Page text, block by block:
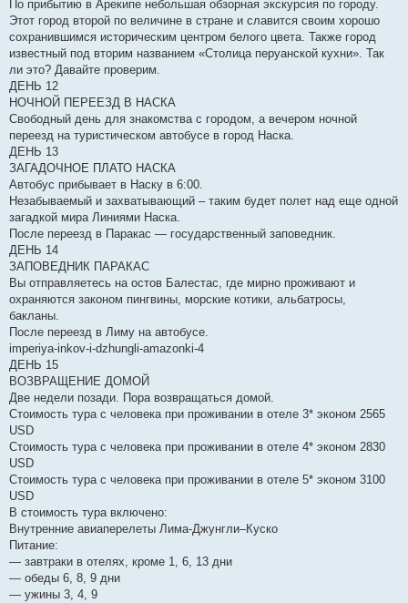
По прибытию в Арекипе небольшая обзорная экскурсия по городу.
Этот город второй по величине в стране и славится своим хорошо
сохранившимся историческим центром белого цвета. Также город
известный под вторим названием «Столица перуанской кухни». Так
ли это? Давайте проверим.
ДЕНЬ 12
НОЧНОЙ ПЕРЕЕЗД В НАСКА
Свободный день для знакомства с городом, а вечером ночной
переезд на туристическом автобусе в город Наска.
ДЕНЬ 13
ЗАГАДОЧНОЕ ПЛАТО НАСКА
Автобус прибывает в Наску в 6:00.
Незабываемый и захватывающий – таким будет полет над еще одной
загадкой мира Линиями Наска.
После переезд в Паракас — государственный заповедник.
ДЕНЬ 14
ЗАПОВЕДНИК ПАРАКАС
Вы отправляетесь на остов Балестас, где мирно проживают и
охраняются законом пингвины, морские котики, альбатросы,
бакланы.
После переезд в Лиму на автобусе.
imperiya-inkov-i-dzhungli-amazonki-4
ДЕНЬ 15
ВОЗВРАЩЕНИЕ ДОМОЙ
Две недели позади. Пора возвращаться домой.
Стоимость тура с человека при проживании в отеле 3* эконом 2565
USD
Стоимость тура с человека при проживании в отеле 4* эконом 2830
USD
Стоимость тура с человека при проживании в отеле 5* эконом 3100
USD
В стоимость тура включено:
Внутренние авиаперелеты Лима-Джунгли–Куско
Питание:
— завтраки в отелях, кроме 1, 6, 13 дни
— обеды 6, 8, 9 дни
— ужины 3, 4, 9